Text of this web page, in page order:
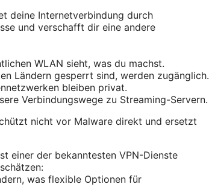
deine Internetverbindung durch
und verschafft dir eine andere
WLAN sieht, was du machst.
Ländern gesperrt sind, werden zugänglich.
bleiben privat.
Verbindungswege zu Streaming-Servern.
nicht vor Malware direkt und ersetzt
einer der bekanntesten VPN-Dienste
was flexible Optionen für